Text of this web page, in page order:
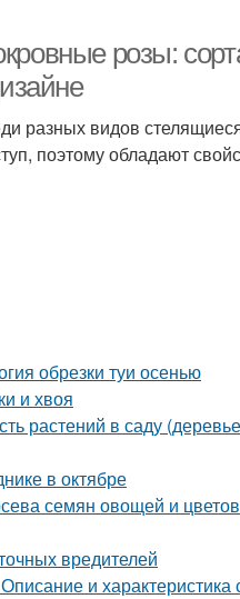
розы:
разных видов
поэтому обладают
обрезки туи осенью
и хвоя
растений в саду
в октябре
семян овощей и
вредителей
и характеристика